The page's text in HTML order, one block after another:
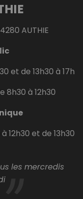
AUTHIE
et de 13h30 à 17h
8h30 à 12h30
12h30 et de 13h30
les mercredis